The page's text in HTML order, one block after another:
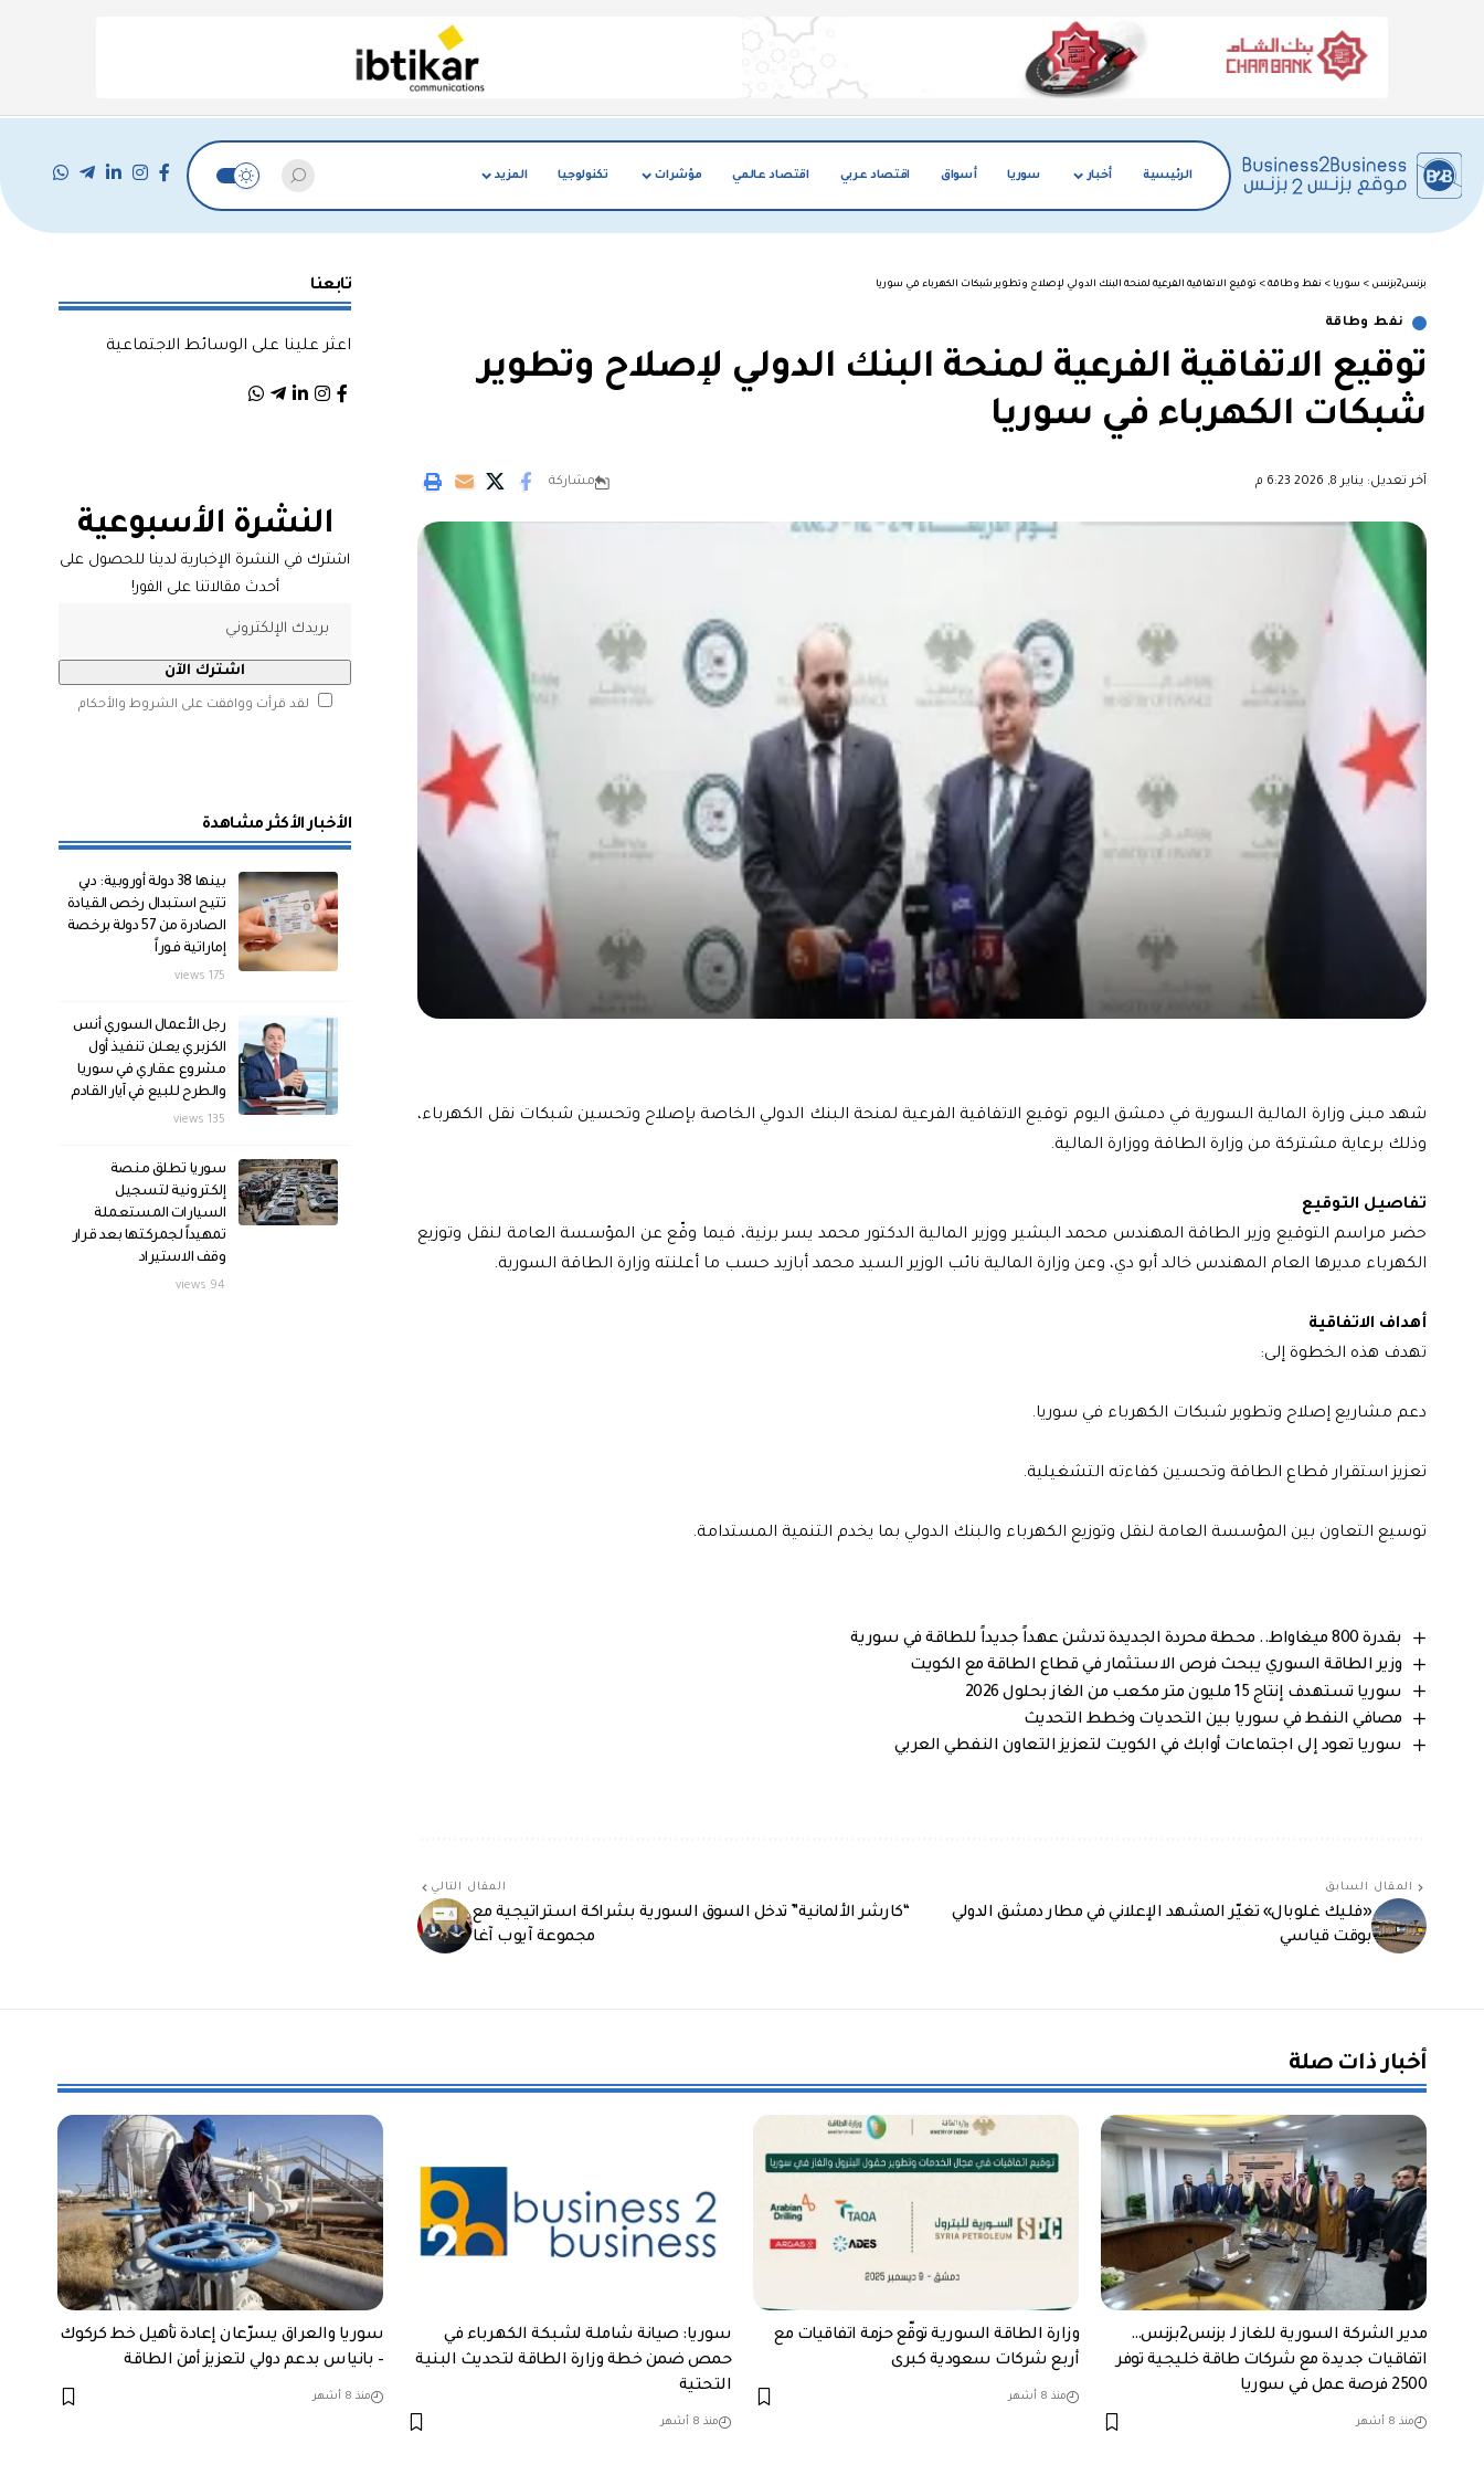
الرئيسية أخبار سوريا أسواق اقتصاد عربي اقتصاد عالمي مؤشرات تكنولوجيا المزيد
بزنس2بزنس > سوريا > نفط وطاقة > توقيع الاتفاقية الفرعية لمنحة البنك الدولي لإصلاح وتطوير شبكات الكهرباء في سوريا
نفط وطاقة
توقيع الاتفاقية الفرعية لمنحة البنك الدولي لإصلاح وتطوير
شبكات الكهرباء في سوريا
آخر تعديل: يناير 8, 2026 6:23 م مشاركة
شهد مبنى وزارة المالية السورية في دمشق اليوم توقيع الاتفاقية الفرعية لمنحة البنك الدولي الخاصة بإصلاح وتحسين شبكات نقل الكهرباء،
وذلك برعاية مشتركة من وزارة الطاقة ووزارة المالية.
تفاصيل التوقيع
حضر مراسم التوقيع وزير الطاقة المهندس محمد البشير ووزير المالية الدكتور محمد يسر برنية، فيما وقّع عن المؤسسة العامة لنقل وتوزيع
الكهرباء مديرها العام المهندس خالد أبو دي، وعن وزارة المالية نائب الوزير السيد محمد أبازيد حسب ما أعلنته وزارة الطاقة السورية.
أهداف الاتفاقية
تهدف هذه الخطوة إلى:
دعم مشاريع إصلاح وتطوير شبكات الكهرباء في سوريا.
تعزيز استقرار قطاع الطاقة وتحسين كفاءته التشغيلية.
توسيع التعاون بين المؤسسة العامة لنقل وتوزيع الكهرباء والبنك الدولي بما يخدم التنمية المستدامة.
بقدرة 800 ميغاواط.. محطة محردة الجديدة تدشن عهداً جديداً للطاقة في سورية
وزير الطاقة السوري يبحث فرص الاستثمار في قطاع الطاقة مع الكويت
سوريا تستهدف إنتاج 15 مليون متر مكعب من الغاز بحلول 2026
مصافي النفط في سوريا بين التحديات وخطط التحديث
سوريا تعود إلى اجتماعات أوابك في الكويت لتعزيز التعاون النفطي العربي
المقال السابق
«فليك غلوبال» تغيّر المشهد الإعلاني في مطار دمشق الدولي
بوقت قياسي
المقال التالي
“كارشر الألمانية” تدخل السوق السورية بشراكة استراتيجية مع
مجموعة آيوب آغا
تابعنا
اعثر علينا على الوسائط الاجتماعية
النشرة الأسبوعية
اشترك في النشرة الإخبارية لدينا للحصول على
أحدث مقالاتنا على الفور!
لقد قرأت ووافقت على الشروط والأحكام
الأخبار الأكثر مشاهدة
بينها 38 دولة أوروبية: دبي
تتيح استبدال رخص القيادة
الصادرة من 57 دولة برخصة
إماراتية فوراً
175 views
رجل الأعمال السوري أنس
الكزبري يعلن تنفيذ أول
مشروع عقاري في سوريا
والطرح للبيع في آيار القادم
135 views
سوريا تطلق منصة
إلكترونية لتسجيل
السيارات المستعملة
تمهيداً لجمركتها بعد قرار
وقف الاستيراد
94 views
أخبار ذات صلة
مدير الشركة السورية للغاز لـ بزنس2بزنس…
اتفاقيات جديدة مع شركات طاقة خليجية توفر
2500 فرصة عمل في سوريا
منذ 8 أشهر
وزارة الطاقة السورية توقّع حزمة اتفاقيات مع
أربع شركات سعودية كبرى
منذ 8 أشهر
سوريا: صيانة شاملة لشبكة الكهرباء في
حمص ضمن خطة وزارة الطاقة لتحديث البنية
التحتية
منذ 8 أشهر
سوريا والعراق يسرّعان إعادة تأهيل خط كركوك
– بانياس بدعم دولي لتعزيز أمن الطاقة
منذ 8 أشهر